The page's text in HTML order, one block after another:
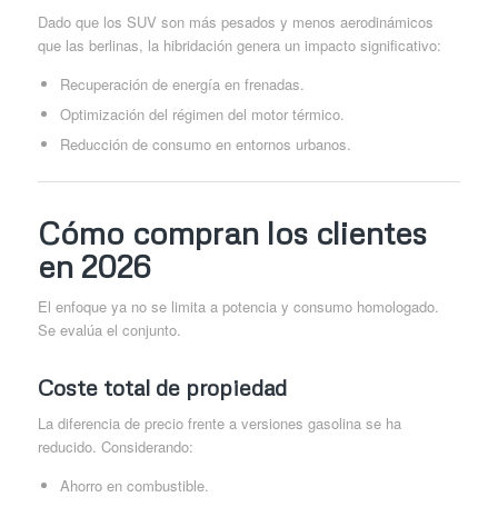
Dado que los SUV son más pesados y menos aerodinámicos
que las berlinas, la hibridación genera un impacto significativo:
Recuperación de energía en frenadas.
Optimización del régimen del motor térmico.
Reducción de consumo en entornos urbanos.
Cómo compran los clientes
en 2026
El enfoque ya no se limita a potencia y consumo homologado.
Se evalúa el conjunto.
Coste total de propiedad
La diferencia de precio frente a versiones gasolina se ha
reducido. Considerando:
Ahorro en combustible.